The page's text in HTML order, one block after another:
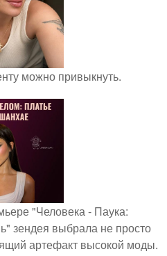
можно привыкнуть.
"Человека - Паука:
зендея выбрала не просто
артефакт высокой моды.